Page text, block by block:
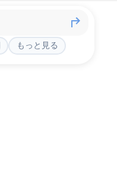
もっと見る